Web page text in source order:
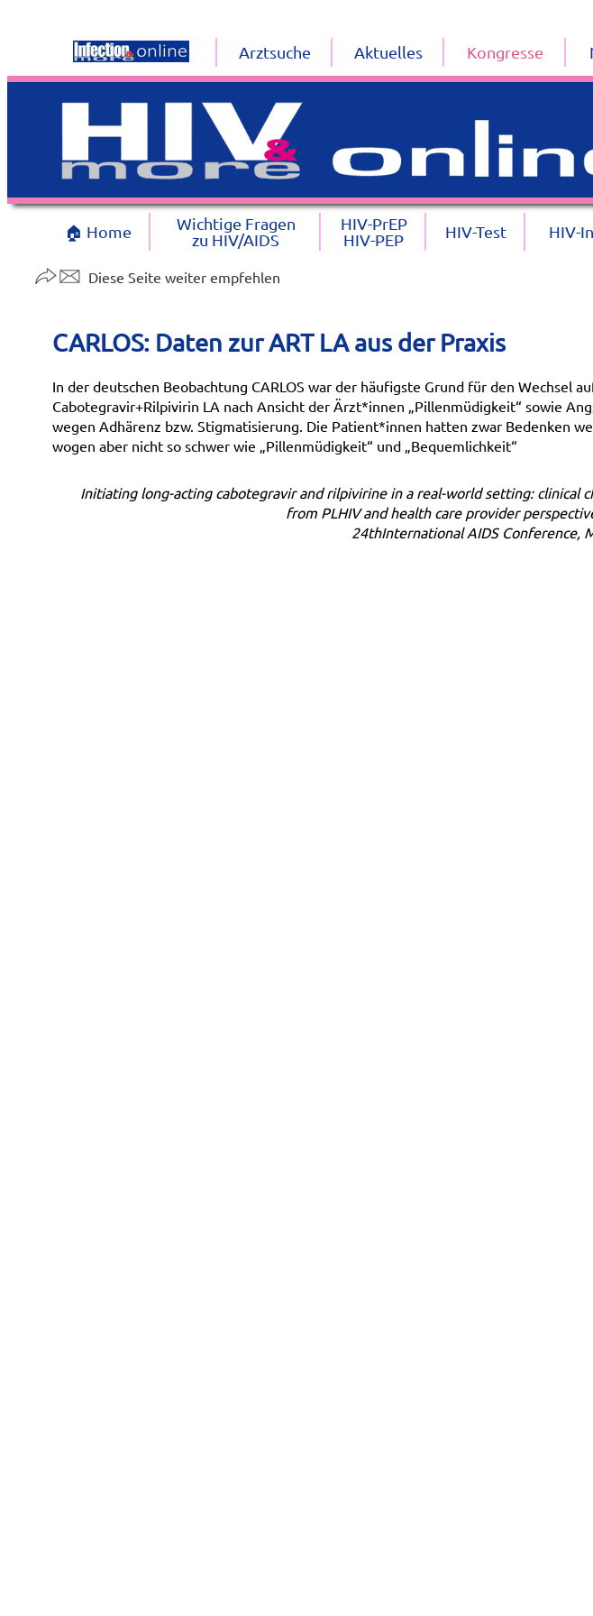
CARLOS: Daten zur ART LA aus der Praxis
In der deutschen Beobachtung CARLOS war der häufigste Grund für den Wechsel
Cabotegravir+Rilpivirin LA nach Ansicht der Ärzt*innen „Pillenmüdigkeit“ sowie
wegen Adhärenz bzw. Stigmatisierung. Die Patient*innen hatten zwar Bedenken
wogen aber nicht so schwer wie „Pillenmüdigkeit“ und „Bequemlichkeit“
Initiating long-acting cabotegravir and rilpivirine in a real-world setting: clinical
from PLHIV and health care provider
24thInternational AIDS Conference,
Arztsuche Aktuelles Kongresse
🏠 Home
Wichtige Fragen
zu HIV/AIDS
HIV-PrEP
HIV-PEP
HIV-Test HIV-
Diese Seite weiter empfehlen